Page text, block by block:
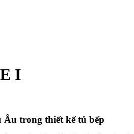
I
Âu trong thiết kế tủ bếp